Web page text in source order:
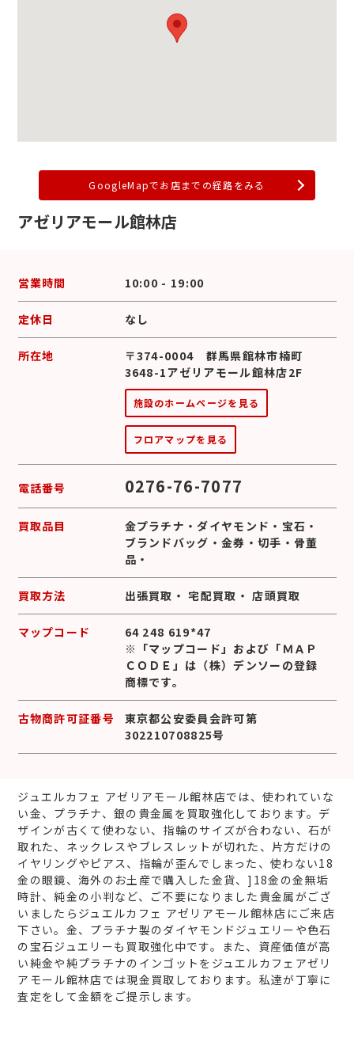
GoogleMapでお店までの経路をみる
アゼリアモール館林店
営業時間 10:00 - 19:00
定休日 なし
所在地
〒374-0004 群馬県館林市楠町
3648-1アゼリアモール館林店2F
施設のホームページを見る
フロアマップを見る
電話番号 0276-76-7077
買取品目 金プラチナ ・ダイヤモンド ・ 宝石 ・
ブランドバッグ ・金券 ・切手 ・ 骨董
品 ・
買取方法 出張買取 ・宅配買取 ・店頭買取
マップコード
64 248 619*47
※「マップコード」および「ＭＡＰ
ＣＯＤＥ」は（株）デンソーの登録
商標です。
古物商許可証番号
東京都公安委員会許可第
302210708825号
ジュエルカフェ アゼリアモール館林店では、使われていな
い金、プラチナ、銀の貴金属を買取強化しております。デ
ザインが古くて使わない、指輪のサイズが合わない、石が
取れた、ネックレスやブレスレットが切れた、片方だけの
イヤリングやピアス、指輪が歪んでしまった、使わない18
金の眼鏡、海外のお土産で購入した金貨、]18金の金無垢
時計、純金の小判など、ご不要になりました貴金属がござ
いましたらジュエルカフェ アゼリアモール館林店にご来店
下さい。金、プラチナ製のダイヤモンドジュエリーや色石
の宝石ジュエリーも買取強化中です。また、資産価値が高
い純金や純プラチナのインゴットをジュエルカフェアゼリ
アモール館林店では現金買取しております。私達が丁寧に
査定をして金額をご提示します。